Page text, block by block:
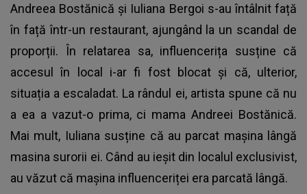
Andreea Bostănică și Iuliana Bergoi s-au întâlnit față
în față într-un restaurant, ajungând la un scandal de
proporții. În relatarea sa, influencerița susține că
accesul în local i-ar fi fost blocat și că, ulterior,
situația a escaladat. La rândul ei, artista spune că nu
a ea a vazut-o prima, ci mama Andreei Bostănică.
Mai mult, Iuliana susține că au parcat mașina lângă
masina surorii ei. Când au ieșit din localul exclusivist,
au văzut că mașina influenceriței era parcată lângă.